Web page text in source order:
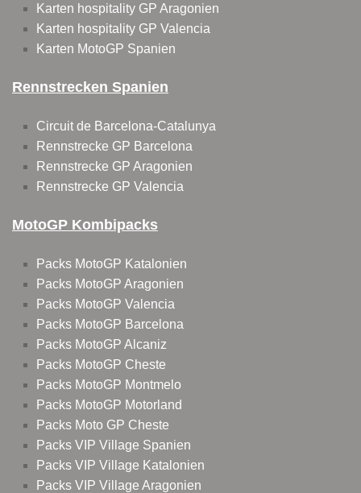
Karten hospitality GP Aragonien
Karten hospitality GP Valencia
Karten MotoGP Spanien
Rennstrecken Spanien
Circuit de Barcelona-Catalunya
Rennstrecke GP Barcelona
Rennstrecke GP Aragonien
Rennstrecke GP Valencia
MotoGP Kombipacks
Packs MotoGP Katalonien
Packs MotoGP Aragonien
Packs MotoGP Valencia
Packs MotoGP Barcelona
Packs MotoGP Alcaniz
Packs MotoGP Cheste
Packs MotoGP Montmelo
Packs MotoGP Motorland
Packs Moto GP Cheste
Packs VIP Village Spanien
Packs VIP Village Katalonien
Packs VIP Village Aragonien